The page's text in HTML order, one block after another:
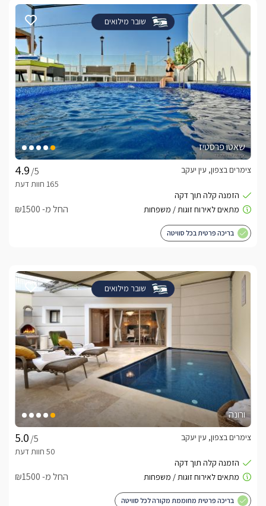
שובר מילואים
שאטו פרסטיז
/5
צימרים בצפון, עין יעקב
החל מ- ₪1500
בריכה פרטית בכל סוויטה
שובר מילואים
ורונה
/5
צימרים בצפון, עין יעקב
החל מ- ₪1500
בריכה פרטית מחוממת מקורה לכל סוויטה